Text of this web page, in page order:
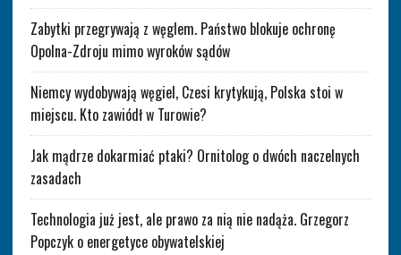
Zabytki przegrywają z węglem. Państwo blokuje ochronę
Opolna-Zdroju mimo wyroków sądów
Niemcy wydobywają węgiel, Czesi krytykują, Polska stoi w
miejscu. Kto zawiódł w Turowie?
Jak mądrze dokarmiać ptaki? Ornitolog o dwóch naczelnych
zasadach
Technologia już jest, ale prawo za nią nie nadąża. Grzegorz
Popczyk o energetyce obywatelskiej